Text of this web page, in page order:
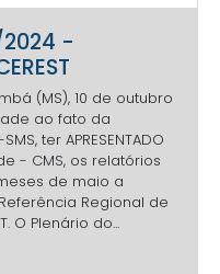
2024 -
(MS), 10 de outubro
ao fato da
ter APRESENTADO
- CMS, os relatórios
de maio a
Regional de
O Plenário do...